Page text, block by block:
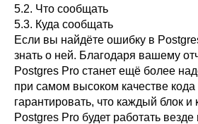
5.2. Что сообщать
5.3. Куда сообщать
Если вы найдёте ошибку в
знать о ней. Благодаря вашему
Postgres Pro станет ещё более
при самом высоком качестве кода
гарантировать, что каждый блок
Postgres Pro будет работать